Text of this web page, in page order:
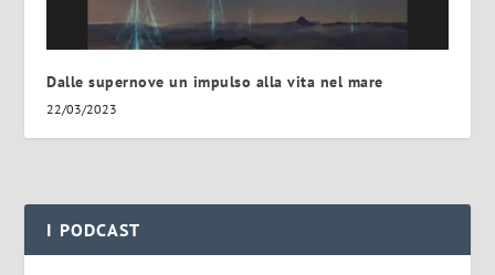
Dalle supernove un impulso alla vita nel mare
22/03/2023
I PODCAST